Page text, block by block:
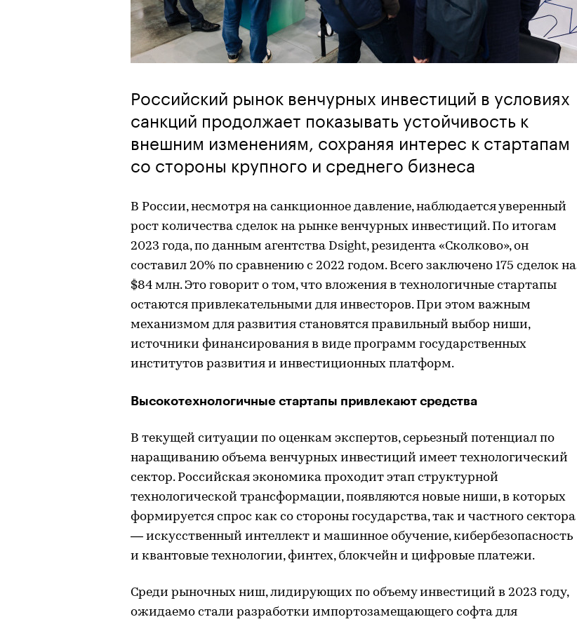
Российский рынок венчурных инвестиций в условиях
санкций продолжает показывать устойчивость к
внешним изменениям, сохраняя интерес к стартапам
со стороны крупного и среднего бизнеса
В России, несмотря на санкционное давление, наблюдается уверенный
рост количества сделок на рынке венчурных инвестиций. По итогам
2023 года, по данным агентства Dsight, резидента «Сколково», он
составил 20% по сравнению с 2022 годом. Всего заключено 175 сделок на
$84 млн. Это говорит о том, что вложения в технологичные стартапы
остаются привлекательными для инвесторов. При этом важным
механизмом для развития становятся правильный выбор ниши,
источники финансирования в виде программ государственных
институтов развития и инвестиционных платформ.
Высокотехнологичные стартапы привлекают средства
В текущей ситуации по оценкам экспертов, серьезный потенциал по
наращиванию объема венчурных инвестиций имеет технологический
сектор. Российская экономика проходит этап структурной
технологической трансформации, появляются новые ниши, в которых
формируется спрос как со стороны государства, так и частного сектора
— искусственный интеллект и машинное обучение, кибербезопасность
и квантовые технологии, финтех, блокчейн и цифровые платежи.
Среди рыночных ниш, лидирующих по объему инвестиций в 2023 году,
ожидаемо стали разработки импортозамещающего софта для